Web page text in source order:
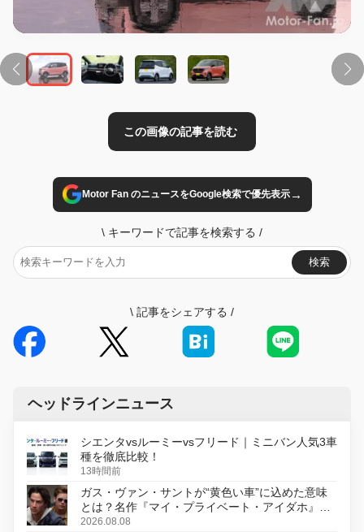
この画像の記事を読む
Motor Fan のニュースをGoogle検索で優先表示→
\ キーワードで記事を検索する /
検索
\ 記事をシェアする /
ヘッドラインニュース
シエンタvsルーミーvsフリード｜ミニバン人気3車
種を徹底比較！
13時間前
ガス・ヴァン・サントが“黄色い車”に込めた意味
とは？名作『マイ・プライベート・アイダホ』が
初のデジタルリマスター版で復活
2026.08.08